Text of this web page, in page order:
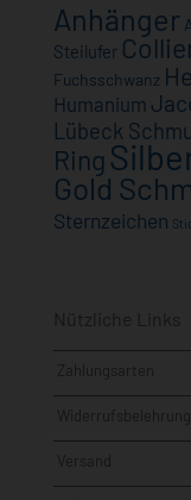
Anhänger
Steilufer
Fuchsschwanz
Humanium
Lübeck
Ring
Gold
Sternzeichen